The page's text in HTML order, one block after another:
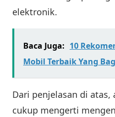
elektronik.
Baca Juga: 10
Mobil Terbaik Yang
Dari penjelasan di atas,
cukup mengerti